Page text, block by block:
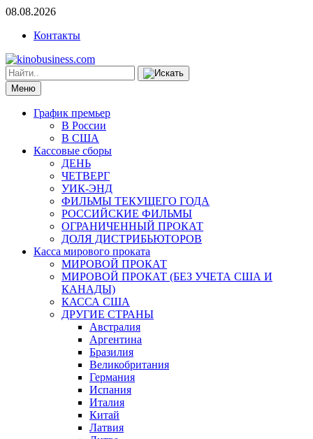
08.08.2026
Контакты
Меню
График премьер
В России
В США
Кассовые сборы
ДЕНЬ
ЧЕТВЕРГ
УИК-ЭНД
ФИЛЬМЫ ТЕКУЩЕГО ГОДА
РОССИЙСКИЕ ФИЛЬМЫ
ОГРАНИЧЕННЫЙ ПРОКАТ
ДОЛЯ ДИСТРИБЬЮТОРОВ
Касса мирового проката
МИРОВОЙ ПРОКАТ
МИРОВОЙ ПРОКАТ (БЕЗ УЧЕТА США И
КАНАДЫ)
КАССА США
ДРУГИЕ СТРАНЫ
Австралия
Аргентина
Бразилия
Великобритания
Германия
Испания
Италия
Китай
Латвия